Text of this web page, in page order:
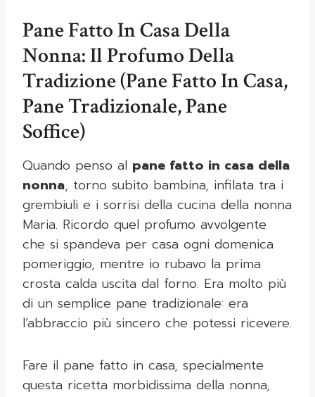
Pane Fatto In Casa Della
Nonna: Il Profumo Della
Tradizione (Pane Fatto In Casa,
Pane Tradizionale, Pane
Soffice)
Quando penso al pane fatto in casa della
nonna, torno subito bambina, infilata tra i
grembiuli e i sorrisi della cucina della nonna
Maria. Ricordo quel profumo avvolgente
che si spandeva per casa ogni domenica
pomeriggio, mentre io rubavo la prima
crosta calda uscita dal forno. Era molto più
di un semplice pane tradizionale: era
l’abbraccio più sincero che potessi ricevere.
Fare il pane fatto in casa, specialmente
questa ricetta morbidissima della nonna,